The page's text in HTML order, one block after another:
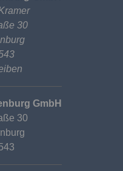
30
GmbH
30